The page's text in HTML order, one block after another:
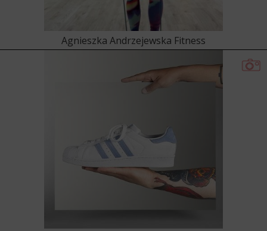
Agnieszka Andrzejewska Fitness